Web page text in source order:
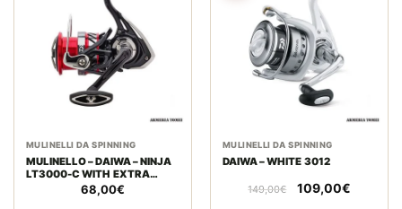
MULINELLI DA SPINNING
MULINELLO – DAIWA – NINJA
LT3000-C WITH EXTRA
68,00€
MULINELLI DA SPINNING
DAIWA – WHITE 3012
149,00€
Il
prezzo
109,00€Il